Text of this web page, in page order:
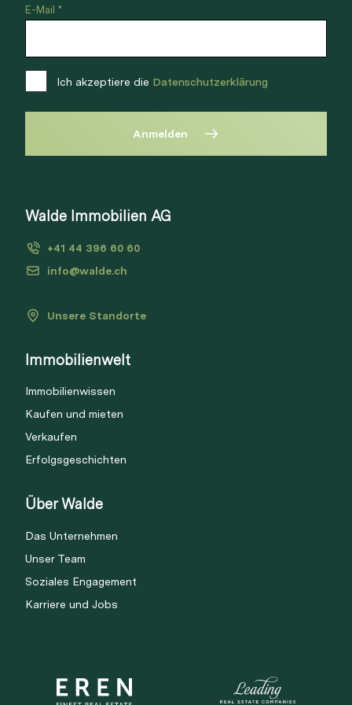
Walde Immobilien AG
+41 44 396 60 60
info@walde.ch
Unsere Standorte
Immobilienwelt
Immobilienwissen
Kaufen und mieten
Verkaufen
Erfolgsgeschichten
Über Walde
Das Unternehmen
Unser Team
Soziales Engagement
Karriere und Jobs
E-Mail *
Ich akzeptiere die Datenschutzerklärung
Anmelden